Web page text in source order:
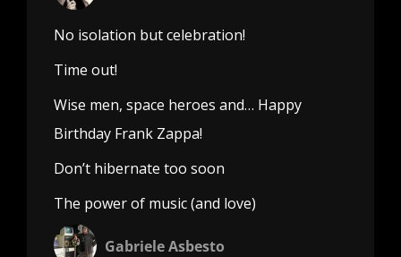
No isolation but celebration!
Time out!
Wise men, space heroes and… Happy
Birthday Frank Zappa!
Don’t hibernate too soon
The power of music (and love)
Gabriele Asbesto